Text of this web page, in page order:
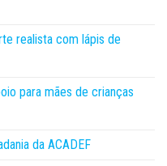
realista com lápis de
para mães de crianças
da ACADEF